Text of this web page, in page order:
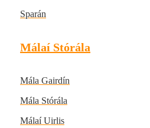
Sparán
Málaí Stórála
Mála Gairdín
Mála Stórála
Málaí Uirlis